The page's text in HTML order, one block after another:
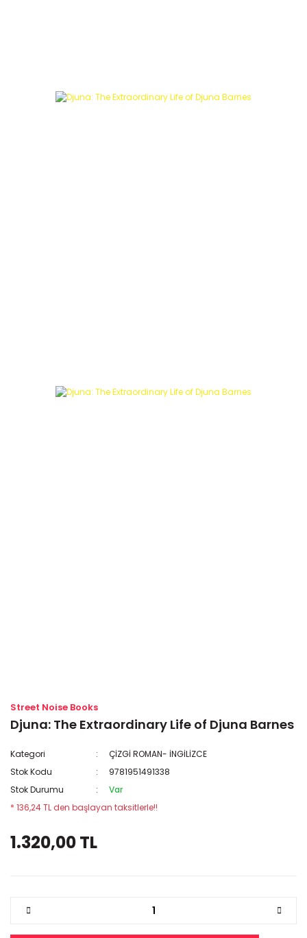
Street Noise Books
Djuna: The Extraordinary Life of Djuna Barnes
Kategori
ÇİZGİ ROMAN- İNGİLİZCE
Stok Kodu
9781951491338
Stok Durumu
Var
* 136,24 TL den başlayan taksitlerle!!
1.320,00 TL